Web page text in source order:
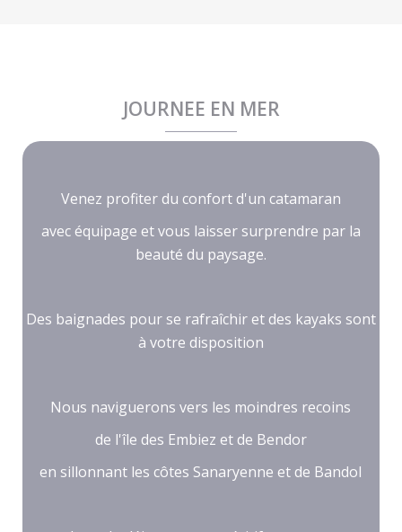
JOURNEE EN MER
Venez profiter du confort d'un catamaran
avec équipage et vous laisser surprendre par la
beauté du paysage.
Des baignades pour se rafraîchir et des kayaks sont
à votre disposition
Nous naviguerons vers les moindres recoins
de l'île des Embiez et de Bendor
en sillonnant les côtes Sanaryenne et de Bandol